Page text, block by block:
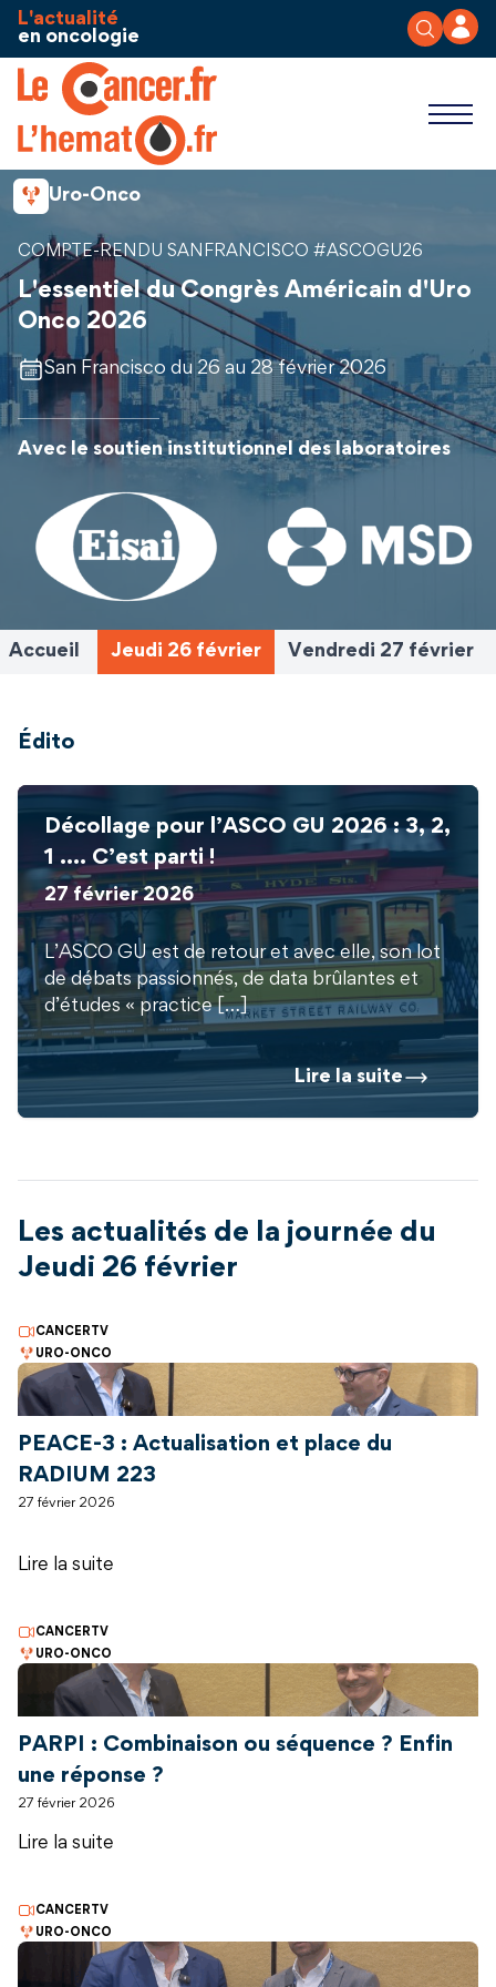
Aller au contenu
L'actualité
en oncologie
Uro-Onco
COMPTE-RENDU SANFRANCISCO #ASCOGU26
L'essentiel du Congrès Américain d'Uro
Onco 2026
San Francisco du 26 au 28 février 2026
Avec le soutien institutionnel des laboratoires
Accueil Jeudi 26 février Vendredi 27 février
Édito
Décollage pour l’ASCO GU 2026 : 3, 2,
1 …. C’est parti !
27 février 2026
L’ASCO GU est de retour et avec elle, son lot
de débats passionnés, de data brûlantes et
d’études « practice […]
Lire la suite
Les actualités de la journée du
Jeudi 26 février
CANCERTV
URO-ONCO
PEACE-3 : Actualisation et place du
RADIUM 223
27 février 2026
Lire la suite
CANCERTV
URO-ONCO
PARPI : Combinaison ou séquence ? Enfin
une réponse ?
27 février 2026
Lire la suite
CANCERTV
URO-ONCO
Panneau de gestion des cookies